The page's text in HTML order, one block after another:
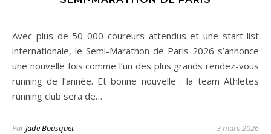
Avec plus de 50 000 coureurs attendus et une start-list
internationale, le Semi-Marathon de Paris 2026 s’annonce
une nouvelle fois comme l’un des plus grands rendez-vous
running de l’année. Et bonne nouvelle : la team Athletes
running club sera de…
ParJade Bousquet 3 mars 2026